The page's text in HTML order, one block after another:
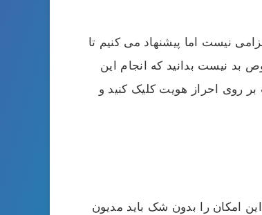
نیست اما پیشنهاد می‌ کنیم تا
بد نیست بدانید که انجام این
روی احراز هویت کلیک کنید و
امکان را بدون شک باید مدیون